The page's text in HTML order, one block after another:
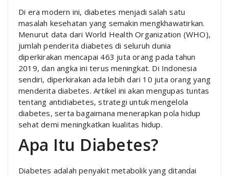
Di era modern ini, diabetes menjadi salah satu
masalah kesehatan yang semakin mengkhawatirkan.
Menurut data dari World Health Organization (WHO),
jumlah penderita diabetes di seluruh dunia
diperkirakan mencapai 463 juta orang pada tahun
2019, dan angka ini terus meningkat. Di Indonesia
sendiri, diperkirakan ada lebih dari 10 juta orang yang
menderita diabetes. Artikel ini akan mengupas tuntas
tentang antidiabetes, strategi untuk mengelola
diabetes, serta bagaimana menerapkan pola hidup
sehat demi meningkatkan kualitas hidup.
Apa Itu Diabetes?
Diabetes adalah penyakit metabolik yang ditandai